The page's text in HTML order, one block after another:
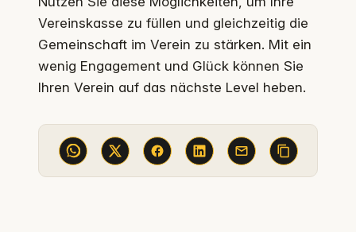
Vereinskasse zu füllen und gleichzeitig die
Gemeinschaft im Verein zu stärken. Mit ein
wenig Engagement und Glück können Sie
Ihren Verein auf das nächste Level heben.